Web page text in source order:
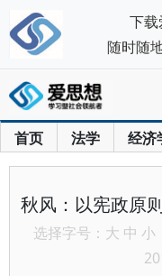
首页 法学 经济
秋风：以宪政原
选择字号： 大 中 小
下载
随时随